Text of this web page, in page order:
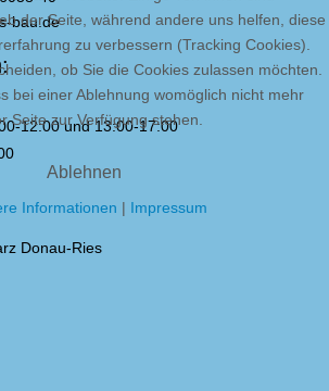
bau.de
12:00 und 13:00-17:00
Donau-Ries
der Seite, während andere uns helfen, diese
zu verbessern (Tracking Cookies).
ob Sie die Cookies zulassen möchten.
bei einer Ablehnung womöglich nicht mehr
Seite zur Verfügung stehen.
Ablehnen
Informationen | Impressum